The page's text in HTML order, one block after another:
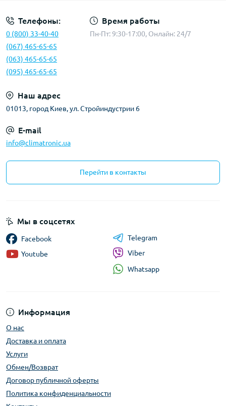
Телефоны:
0 (800) 33-40-40
(067) 465-65-65
(063) 465-65-65
(095) 465-65-65
Время работы
Пн-Пт: 9:30-17:00, Онлайн: 24/7
Наш адрес
01013, город Киев, ул. Стройиндустрии 6
E-mail
info@climatronic.ua
Перейти в контакты
Информация
О нас
Доставка и оплата
Услуги
Обмен/Возврат
Договор публичной оферты
Политика конфиденциальности
Мы в соцсетях
Facebook
Youtube
Telegram
Viber
Whatsapp